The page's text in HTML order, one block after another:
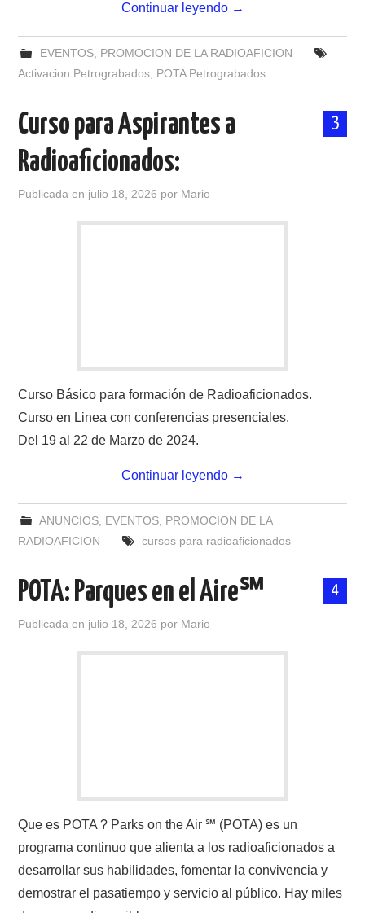
Continuar leyendo →
EVENTOS, PROMOCION DE LA RADIOAFICION
Activacion Petrograbados, POTA Petrograbados
3
Curso para Aspirantes a
Radioaficionados:
Publicada en julio 18, 2026 por Mario
Curso Básico para formación de Radioaficionados.
Curso en Linea con conferencias presenciales.
Del 19 al 22 de Marzo de 2024.
Continuar leyendo →
ANUNCIOS, EVENTOS, PROMOCION DE LA
RADIOAFICION
cursos para radioaficionados
4
POTA: Parques en el Aire℠
Publicada en julio 18, 2026 por Mario
Que es POTA ? Parks on the Air ℠ (POTA) es un
programa continuo que alienta a los radioaficionados a
desarrollar sus habilidades, fomentar la convivencia y
demostrar el pasatiempo y servicio al público. Hay miles